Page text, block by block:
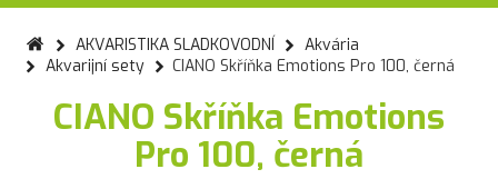
AKVARISTIKA SLADKOVODNÍ
Akvária
Akvarijní sety
CIANO Skříňka Emotions Pro 100, černá
CIANO Skříňka Emotions
Pro 100, černá